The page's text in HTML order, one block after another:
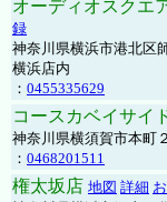
オーディオスク
録
神奈川県横浜市港北区
横浜店内
： 0455335629
コースカベイサイ
神奈川県横須賀市本町
： 0468201511
権太坂店 地図 詳細